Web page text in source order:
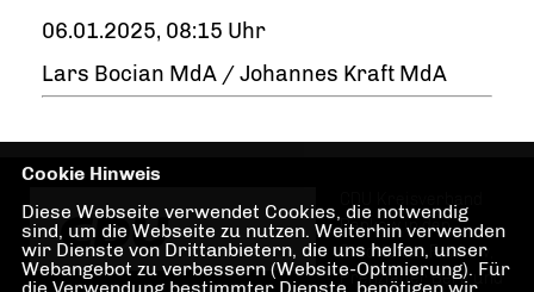
06.01.2025, 08:15 Uhr
Lars Bocian MdA / Johannes Kraft MdA
Pankow in den
Stadtteilen Pankow,
Prenzlauer Berg und
Cookie Hinweis
Diese Webseite verwendet Cookies, die notwendig
sind, um die Webseite zu nutzen. Weiterhin verwenden
wir Dienste von Drittanbietern, die uns helfen, unser
Webangebot zu verbessern (Website-Optmierung). Für